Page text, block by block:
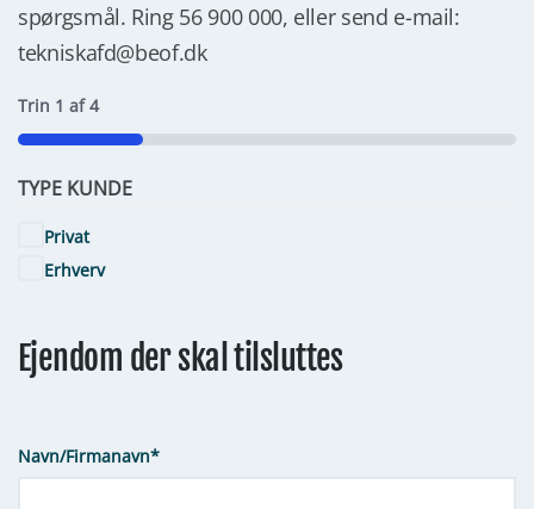
spørgsmål. Ring 56 900 000, eller send e-mail:
tekniskafd@beof.dk
Trin 1 af4
25%
TYPE KUNDE
Privat
Erhverv
Ejendom der skal tilsluttes
Navn/Firmanavn*